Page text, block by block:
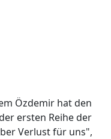
Özdemir hat den
ersten Reihe der
Verlust für uns",